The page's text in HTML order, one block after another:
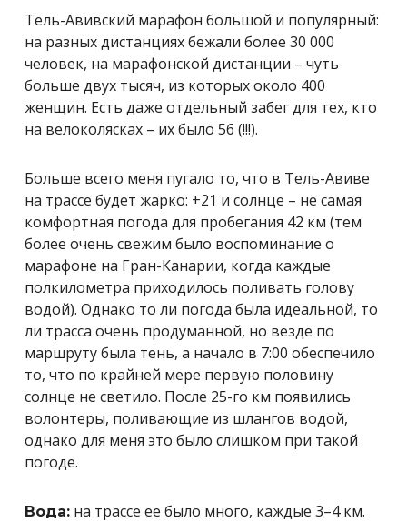
Тель-Авивский марафон большой и популярный:
на разных дистанциях бежали более 30 000
человек, на марафонской дистанции – чуть
больше двух тысяч, из которых около 400
женщин. Есть даже отдельный забег для тех, кто
на велоколясках – их было 56 (!!!).
Больше всего меня пугало то, что в Тель-Авиве
на трассе будет жарко: +21 и солнце – не самая
комфортная погода для пробегания 42 км (тем
более очень свежим было воспоминание о
марафоне на Гран-Канарии, когда каждые
полкилометра приходилось поливать голову
водой). Однако то ли погода была идеальной, то
ли трасса очень продуманной, но везде по
маршруту была тень, а начало в 7:00 обеспечило
то, что по крайней мере первую половину
солнце не светило. После 25-го км появились
волонтеры, поливающие из шлангов водой,
однако для меня это было слишком при такой
погоде.
Вода: на трассе ее было много, каждые 3–4 км.